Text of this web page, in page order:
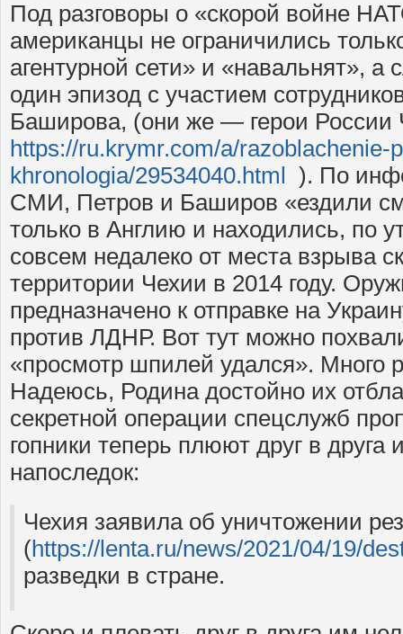
Под разговоры о «скорой войне
американцы не ограничились
агентурной сети» и «навальнят»,
один эпизод с участием
Баширова, (они же — герои России
https://ru.krymr.com/a/razoblachenie-
khronologia/29534040.html
). По
СМИ, Петров и Баширов «ездили
только в Англию и находились, по
совсем недалеко от места взрыва
территории Чехии в 2014 году.
предназначено к отправке на
против ЛДНР. Вот тут можно
«просмотр шпилей удался». Много
Надеюсь, Родина достойно их
секретной операции спецслужб
гопники теперь плюют друг в друга
напоследок:
Чехия заявила об уничтожении
(https://lenta.ru/news/2021/04/19/
разведки в стране.